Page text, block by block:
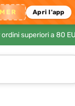
Apri l'app
superiori a 80